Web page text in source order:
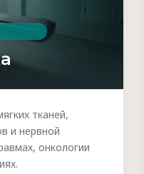
тканей,
и нервной
онкологии